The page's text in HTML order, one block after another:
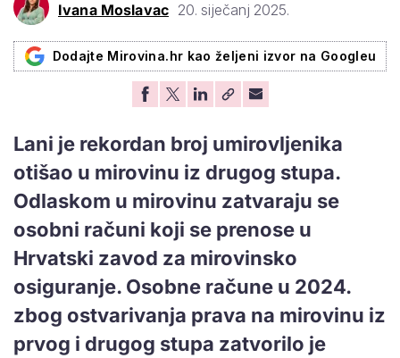
Ivana Moslavac 20. siječanj 2025.
Dodajte Mirovina.hr kao željeni izvor na Googleu
Lani je rekordan broj umirovljenika
otišao u mirovinu iz drugog stupa.
Odlaskom u mirovinu zatvaraju se
osobni računi koji se prenose u
Hrvatski zavod za mirovinsko
osiguranje. Osobne račune u 2024.
zbog ostvarivanja prava na mirovinu iz
prvog i drugog stupa zatvorilo je